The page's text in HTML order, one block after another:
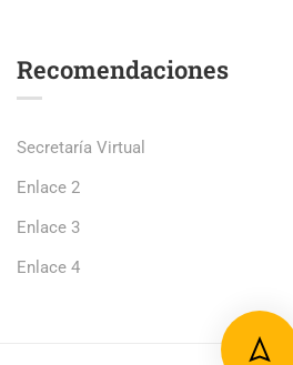
Recomendaciones
Secretaría Virtual
Enlace 2
Enlace 3
Enlace 4